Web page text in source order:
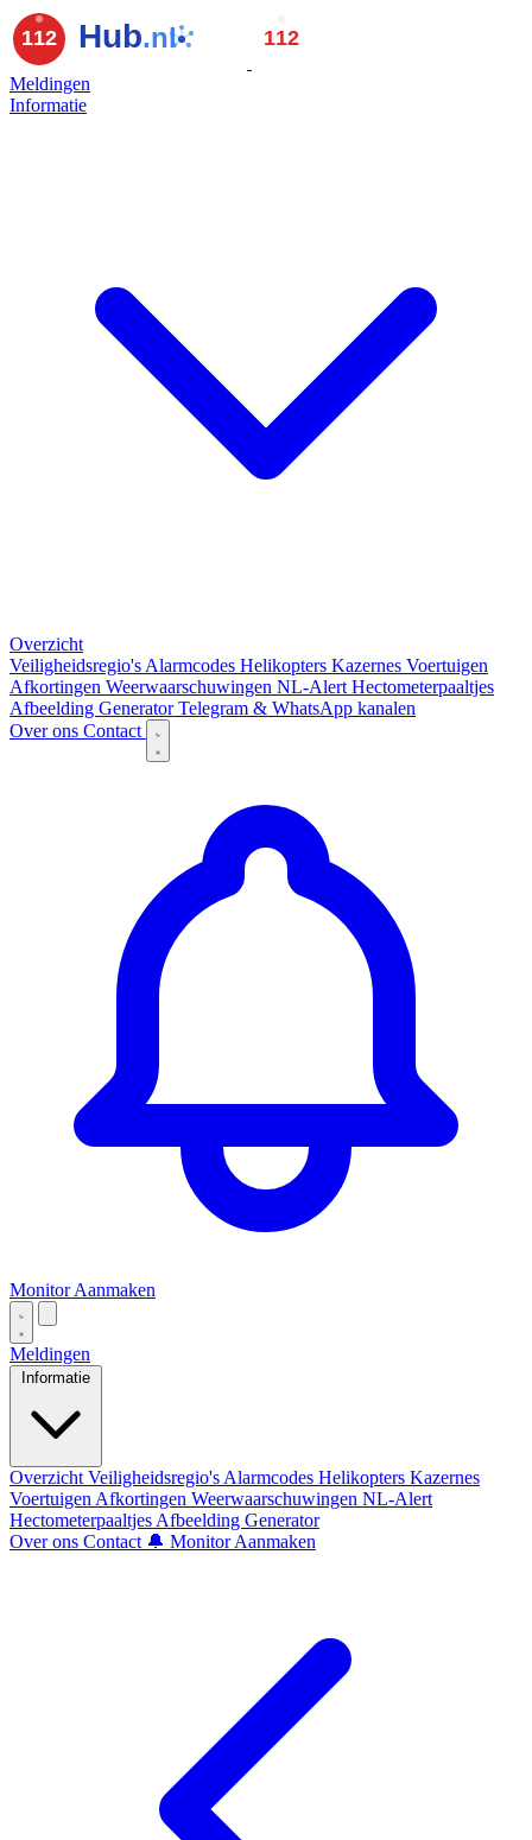
Meldingen
Informatie
Overzicht
Veiligheidsregio's Alarmcodes Helikopters Kazernes Voertuigen
Afkortingen Weerwaarschuwingen NL-Alert Hectometerpaaltjes
Afbeelding GeneratorTelegram & WhatsApp kanalen
Over ons Contact
Monitor Aanmaken
Meldingen
Informatie
Overzicht Veiligheidsregio's Alarmcodes Helikopters Kazernes
Voertuigen Afkortingen Weerwaarschuwingen NL-Alert
Hectometerpaaltjes Afbeelding Generator
Over ons Contact 🔔 Monitor Aanmaken